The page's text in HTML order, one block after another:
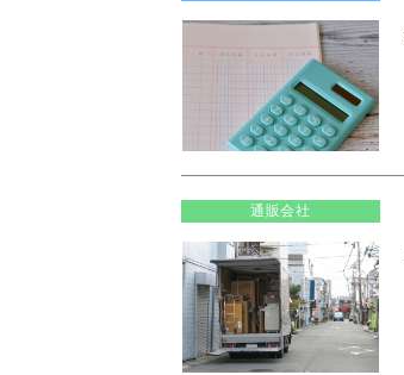
通販会社